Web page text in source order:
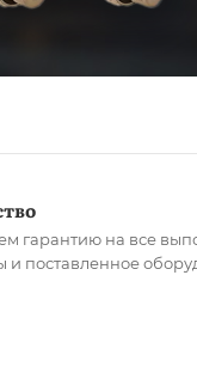
гарантию на все
и поставленное